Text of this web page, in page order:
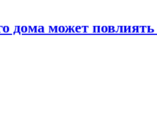
дома может